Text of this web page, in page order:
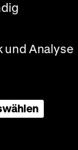
und Analyse